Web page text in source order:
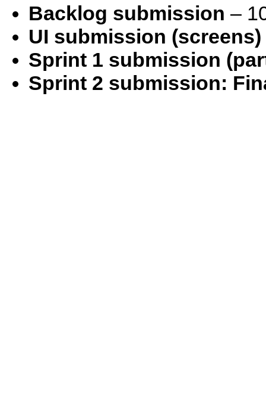
Backlog submission –
UI submission (screens)
Sprint 1 submission
Sprint 2 submission: